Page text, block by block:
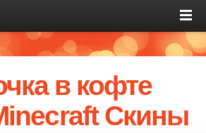
в кофте
Скины